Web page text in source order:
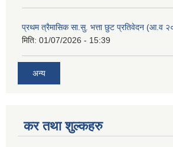
प्रथम त्रैमासिक सा.सु. भत्ता छुट प्रतिवेदन (आ.व
मिति: 01/07/2026 - 15:39
अन्य
कर तथा शुल्कहरु